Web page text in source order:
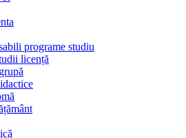
programe studiu
licență